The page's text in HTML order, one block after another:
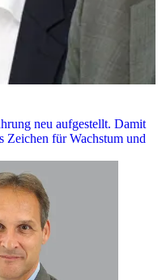
neu aufgestellt. Damit
Zeichen für Wachstum und